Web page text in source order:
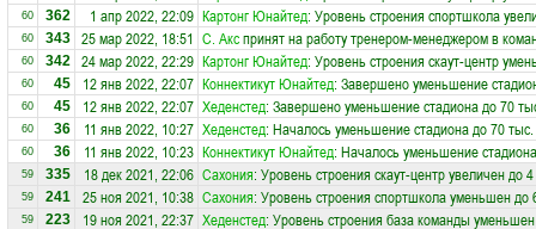
60 362 1 апр 2022, 22:09 Картoнг Юнайтед: Уровень строения спортшкола
60 343 25 мар 2022, 18:51 С. Акспринят на работу тренером-менеджером в
60 342 24 мар 2022, 22:29 Картoнг Юнайтед: Уровень строения скаут-центр
60 45 12 янв 2022, 22:07 Коннектикут Юнайтед: Завершено уменьшение
60 45 12 янв 2022, 22:07 Хеденстед: Завершено уменьшение стадиона до 70
60 36 11 янв 2022, 10:27 Хеденстед: Началось уменьшение стадиона до 70
60 36 11 янв 2022, 10:23 Коннектикут Юнайтед: Началось уменьшение
59 335 18 дек 2021, 22:06 Сахония: Уровень строения скаут-центр увеличен до
59 241 25 ноя 2021, 10:38 Сахония: Уровень строения спортшкола уменьшен до
59 223 19 ноя 2021, 22:37 Хеденстед: Уровень строения база команды